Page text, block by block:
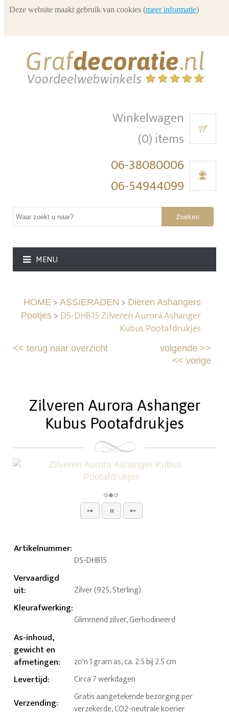
Winkelwagen
(0) items
06-38080006
06-54944099
Zoeken
MENU
HOME> ASSIERADEN > Dieren Ashangers
Pootjes> DS-DHB15 Zilveren Aurora Ashanger
Kubus Pootafdrukjes
<<terug naar overzicht volgende>>
<< vorige
Zilveren Aurora Ashanger
Kubus Pootafdrukjes
Artikelnummer:
DS-DHB15
Vervaardigd
uit: Zilver (925, Sterling)
Kleurafwerking:
Glimmend zilver, Gerhodineerd
As-inhoud,
gewicht en
afmetingen: zo'n 1 gram as, ca. 2.5 bij 2.5 cm
Levertijd: Circa 7 werkdagen
Verzending:
Gratis aangetekende bezorging per
verzekerde, CO2-neutrale koerier
Deze website maakt gebruik van cookies (meer informatie)